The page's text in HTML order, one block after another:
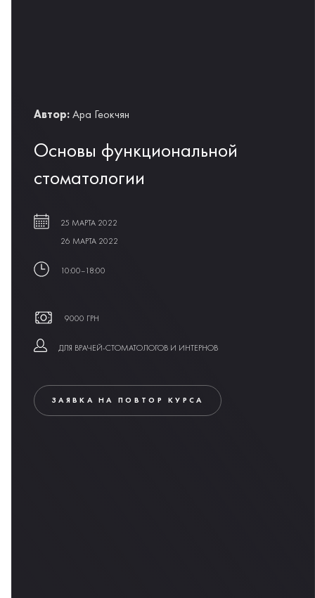
Автор: Ара Геокчян
Основы функциональной
стоматологии
25 МАРТА 2022
26 МАРТА 2022
10:00–18:00
9000 ГРН
ДЛЯ ВРАЧЕЙ-СТОМАТОЛОГОВ И ИНТЕРНОВ
ЗАЯВКА НА ПОВТОР КУРСА